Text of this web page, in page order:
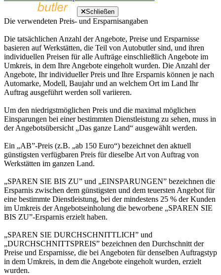
Schließen
Die verwendeten Preis- und Ersparnisangaben
Die tatsächlichen Anzahl der Angebote, Preise und Ersparnisse
basieren auf Werkstätten, die Teil von Autobutler sind, und ihren
individuellen Preisen für alle Aufträge einschließlich Angebote im
Umkreis, in dem Ihre Angebote eingeholt wurden. Die Anzahl der
Angebote, Ihr individueller Preis und Ihre Ersparnis können je nach
Automarke, Modell, Baujahr und an welchem Ort im Land Ihr
Auftrag ausgeführt werden soll variieren.
Um den niedrigstmöglichen Preis und die maximal möglichen
Einsparungen bei einer bestimmten Dienstleistung zu sehen, muss in
der Angebotsübersicht „Das ganze Land“ ausgewählt werden.
Ein „AB”-Preis (z.B. „ab 150 Euro“) bezeichnet den aktuell
günstigsten verfügbaren Preis für dieselbe Art von Auftrag von
Werkstätten im ganzen Land.
„SPAREN SIE BIS ZU” und „EINSPARUNGEN” bezeichnen die
Ersparnis zwischen dem günstigsten und dem teuersten Angebot für
eine bestimmte Dienstleistung, bei der mindestens 25 % der Kunden
im Umkreis der Angebotseinholung die beworbene „SPAREN SIE
BIS ZU”-Ersparnis erzielt haben.
„SPAREN SIE DURCHSCHNITTLICH” und
„DURCHSCHNITTSPREIS” bezeichnen den Durchschnitt der
Preise und Ersparnisse, die bei Angeboten für denselben Auftragstyp
in dem Umkreis, in dem die Angebote eingeholt wurden, erzielt
wurden.